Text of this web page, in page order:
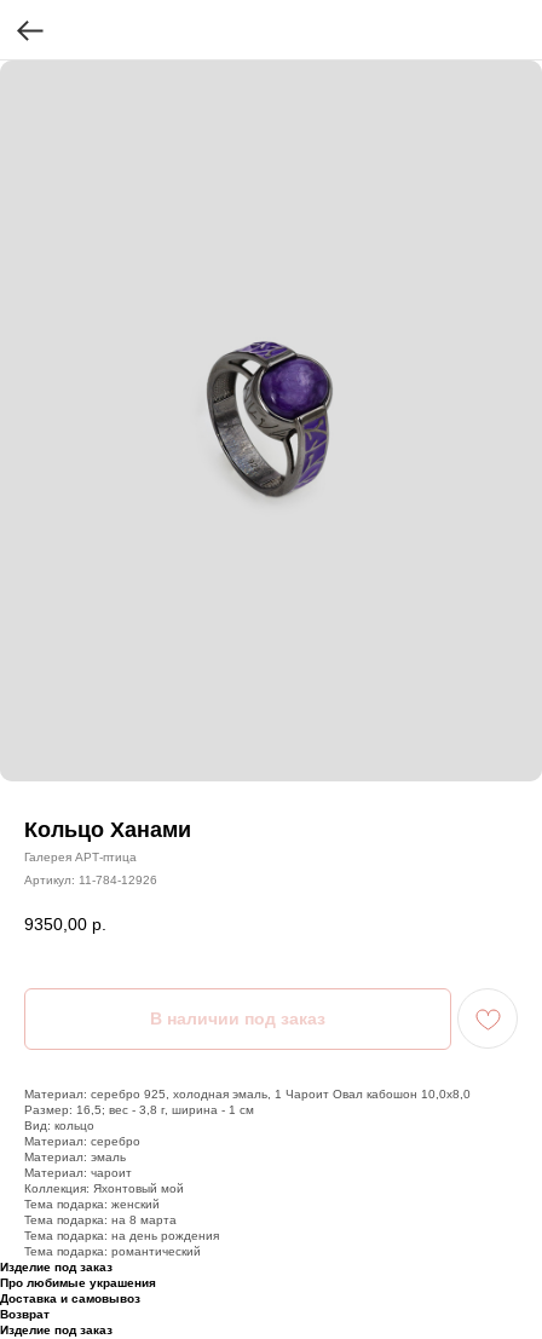
Кольцо Ханами
Галерея АРТ-птица
Артикул: 11-784-12926
9350,00 р.
Материал: серебро 925, холодная эмаль, 1 Чароит Овал кабошон 10,0х8,0
Размер: 16,5; вес - 3,8 г, ширина - 1 см
Вид: кольцо
Материал: серебро
Материал: эмаль
Материал: чароит
Коллекция: Яхонтовый мой
Тема подарка: женский
Тема подарка: на 8 марта
Тема подарка: на день рождения
Тема подарка: романтический
Изделие под заказ
Про любимые украшения
Доставка и самовывоз
Возврат
Изделие под заказ